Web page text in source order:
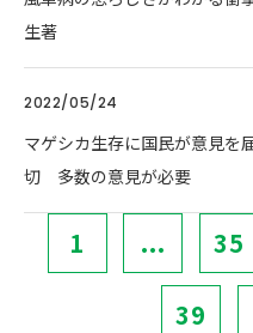
生著
2022/05/24
マゲシカ生存に国民が意見
切 多数の意見が必要
1 ... 35
39